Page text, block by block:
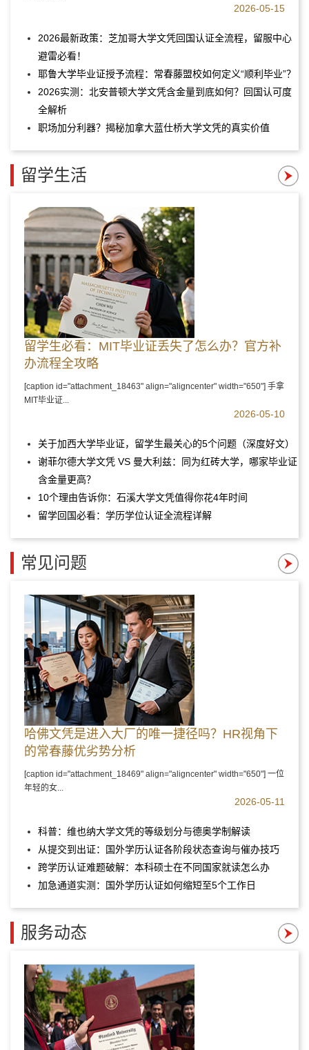
2026-05-15
2026最新政策：芝加哥大学文凭回国认证全流程，留服中心
避雷必看！
耶鲁大学毕业证授予流程：常春藤盟校如何定义“顺利毕业”？
2026实测：北安普顿大学文凭含金量到底如何？回国认可度
全解析
职场加分利器？揭秘加拿大蓝仕桥大学文凭的真实价值
留学生活
留学生必看：MIT毕业证丢失了怎么办？官方补
办流程全攻略
[caption id="attachment_18463" align="aligncenter" width="650"] 手拿
MIT毕业证...
2026-05-10
关于加西大学毕业证，留学生最关心的5个问题（深度好文）
谢菲尔德大学文凭 VS 曼大利兹：同为红砖大学，哪家毕业证
含金量更高？
10个理由告诉你：石溪大学文凭值得你花4年时间
留学回国必看：学历学位认证全流程详解
常见问题
哈佛文凭是进入大厂的唯一捷径吗？HR视角下
的常春藤优劣势分析
[caption id="attachment_18469" align="aligncenter" width="650"] 一位
年轻的女...
2026-05-11
科普：维也纳大学文凭的等级划分与德奥学制解读
从提交到出证：国外学历认证各阶段状态查询与催办技巧
跨学历认证难题破解：本科硕士在不同国家就读怎么办
加急通道实测：国外学历认证如何缩短至5个工作日
服务动态